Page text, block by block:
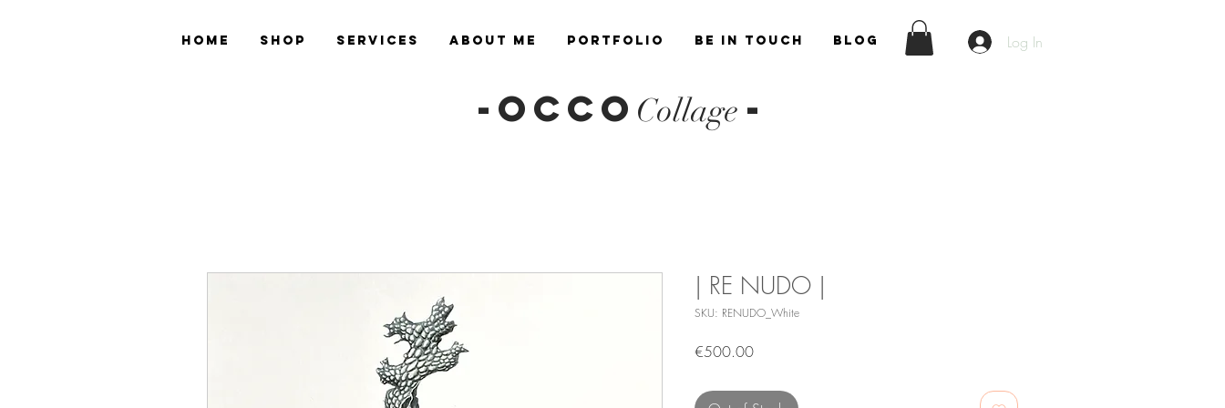
Home Shop Services About Me Portfolio Be in Touch Blog Log In
-OCCO Collage -
| RE NUDO |
SKU: RENUDO_White
€500.00Price